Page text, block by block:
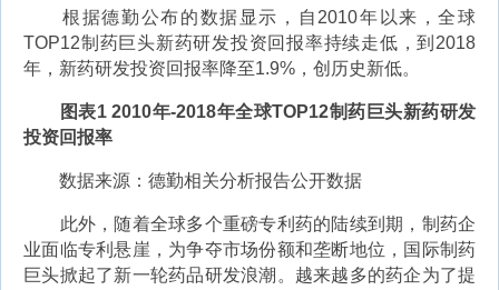
根据德勤公布的数据显示，自2010年以来，全球
TOP12制药巨头新药研发投资回报率持续走低，到2018
年，新药研发投资回报率降至1.9%，创历史新低。
图表1 2010年-2018年全球TOP12制药巨头新药研发
投资回报率
数据来源：德勤相关分析报告公开数据
此外，随着全球多个重磅专利药的陆续到期，制药企
业面临专利悬崖，为争夺市场份额和垄断地位，国际制药
巨头掀起了新一轮药品研发浪潮。越来越多的药企为了提